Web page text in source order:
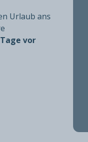
Urlaub ans
vor